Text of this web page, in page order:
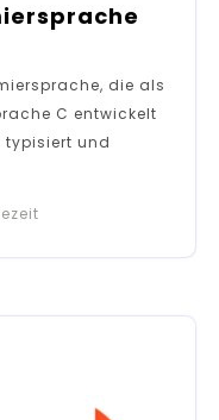
die als
C entwickelt
typisiert und